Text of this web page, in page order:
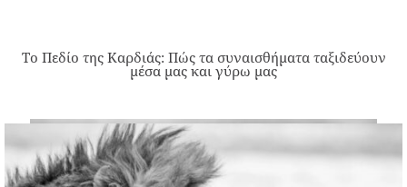
Το Πεδίο της Καρδιάς: Πώς τα συναισθήματα ταξιδεύουν
μέσα μας και γύρω μας